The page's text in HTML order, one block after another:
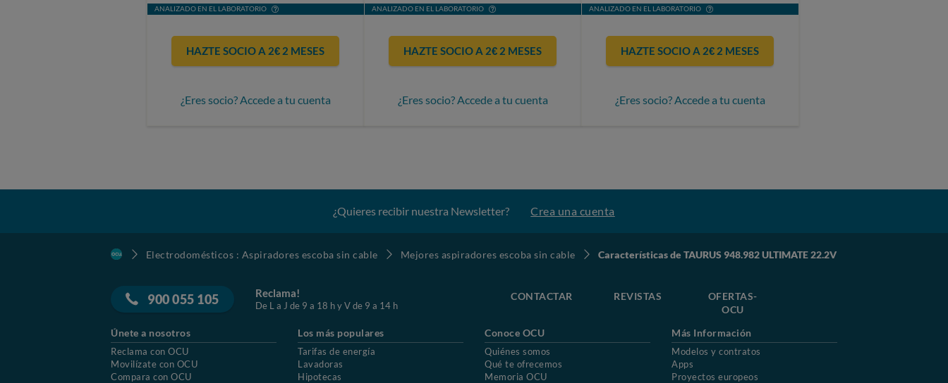
ANALIZADO EN EL LABORATORIO
HAZTE SOCIO A 2€ 2 MESES
¿Eres socio? Accede a tu cuenta
ANALIZADO EN EL LABORATORIO
HAZTE SOCIO A 2€ 2 MESES
¿Eres socio? Accede a tu cuenta
ANALIZADO EN EL LABORATORIO
HAZTE SOCIO A 2€ 2 MESES
¿Eres socio? Accede a tu cuenta
¿Quieres recibir nuestra Newsletter? Crea una cuenta
Electrodomésticos : Aspiradores escoba sin cable Mejores aspiradores escoba sin cable Características de TAURUS 948.982 ULTIMATE 22.2V
900 055 105 Reclama!
De L a J de 9 a 18 h y V de 9 a 14 h
CONTACTAR REVISTAS
OFERTAS-
OCU
Únete a nosotros
Reclama con OCU
Movilízate con OCU
Compara con OCU
Los más populares
Tarifas de energía
Lavadoras
Hipotecas
Conoce OCU
Quiénes somos
Qué te ofrecemos
Memoria OCU
Más Información
Modelos y contratos
Apps
Proyectos europeos